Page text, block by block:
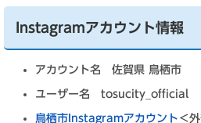
Instagramアカウント情報
アカウント名 佐賀県 鳥栖市
ユーザー名 tosucity_official
鳥栖市Instagramアカウント ＜